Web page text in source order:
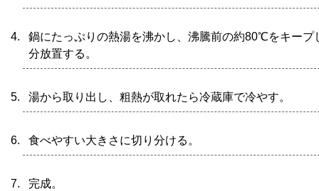
鍋にたっぷりの熱湯を沸かし、沸騰前の約80℃をキー
分放置する。
湯から取り出し、粗熱が取れたら冷蔵庫で冷やす。
食べやすい大きさに切り分ける。
完